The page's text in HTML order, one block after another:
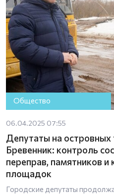
Общество
06.04.2025 07:55
Депутаты на островных
Бревенник: контроль
переправ, памятников и
площадок
Городские депутаты